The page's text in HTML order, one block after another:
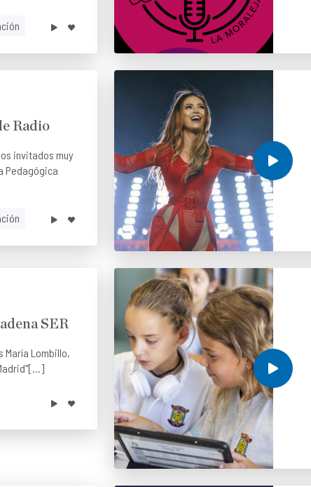
Radio
invitados muy
Pedagógica
SER
María Lombillo,